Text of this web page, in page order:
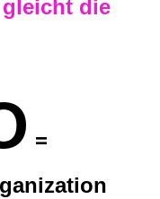
die
=